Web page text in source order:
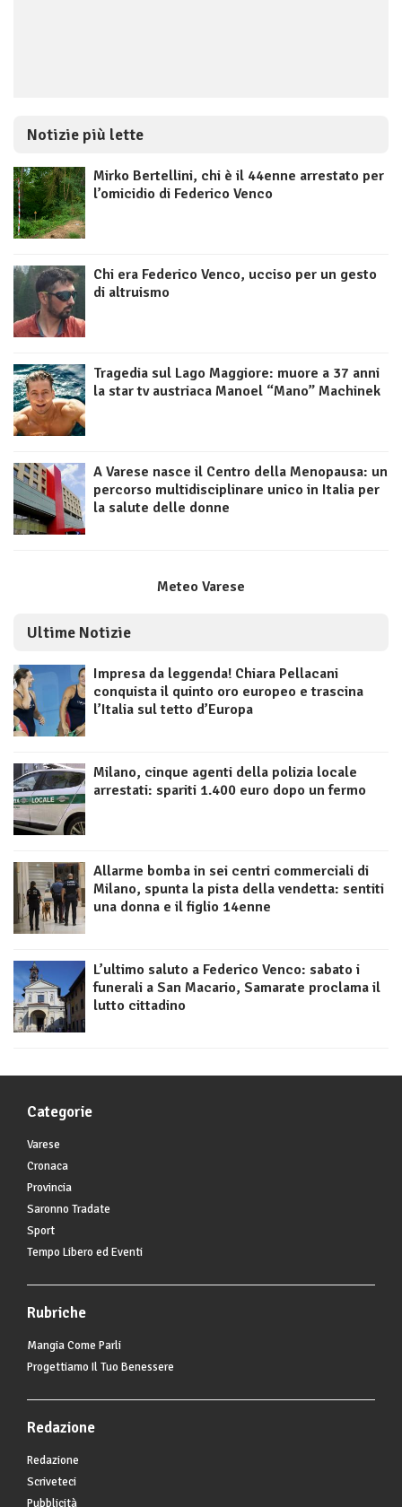
Notizie più lette
Mirko Bertellini, chi è il 44enne arrestato per
l’omicidio di Federico Venco
Chi era Federico Venco, ucciso per un gesto
di altruismo
Tragedia sul Lago Maggiore: muore a 37 anni
la star tv austriaca Manoel “Mano” Machinek
A Varese nasce il Centro della Menopausa: un
percorso multidisciplinare unico in Italia per
la salute delle donne
Meteo Varese
Ultime Notizie
Impresa da leggenda! Chiara Pellacani
conquista il quinto oro europeo e trascina
l’Italia sul tetto d’Europa
Milano, cinque agenti della polizia locale
arrestati: spariti 1.400 euro dopo un fermo
Allarme bomba in sei centri commerciali di
Milano, spunta la pista della vendetta: sentiti
una donna e il figlio 14enne
L’ultimo saluto a Federico Venco: sabato i
funerali a San Macario, Samarate proclama il
lutto cittadino
Categorie
Varese
Cronaca
Provincia
Saronno Tradate
Sport
Tempo Libero ed Eventi
Rubriche
Mangia Come Parli
Progettiamo Il Tuo Benessere
Redazione
Redazione
Scriveteci
Pubblicità